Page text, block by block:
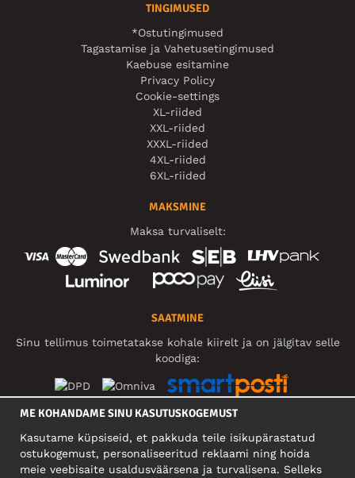
TINGIMUSED
*Ostutingimused
Tagastamise ja Vahetusetingimused
Kaebuse esitamine
Privacy Policy
Cookie-settings
XL-riided
XXL-riided
XXXL-riided
4XL-riided
6XL-riided
MAKSMINE
Maksa turvaliselt:
SAATMINE
Sinu tellimus toimetatakse kohale kiirelt ja on jälgitav selle
koodiga:
ME KOHANDAME SINU KASUTUSKOGEMUST
Kasutame küpsiseid, et pakkuda teile isikupärastatud
ostukogemust, personaliseeritud reklaami ning hoida
meie veebisaite usaldusväärsena ja turvalisena. Selleks